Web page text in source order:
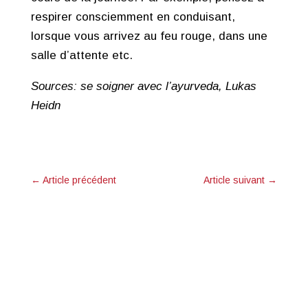
respirer consciemment en conduisant,
lorsque vous arrivez au feu rouge, dans une
salle d’attente etc.
Sources: se soigner avec l’ayurveda, Lukas
Heidn
← Article précédent Article suivant →